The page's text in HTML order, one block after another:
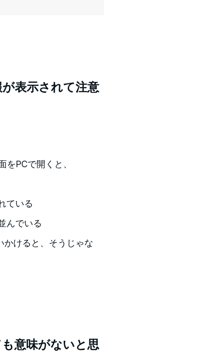
表示されて注意
PCで開くと、
ている
んでいる
かけると、そうじゃな
意味がないと思